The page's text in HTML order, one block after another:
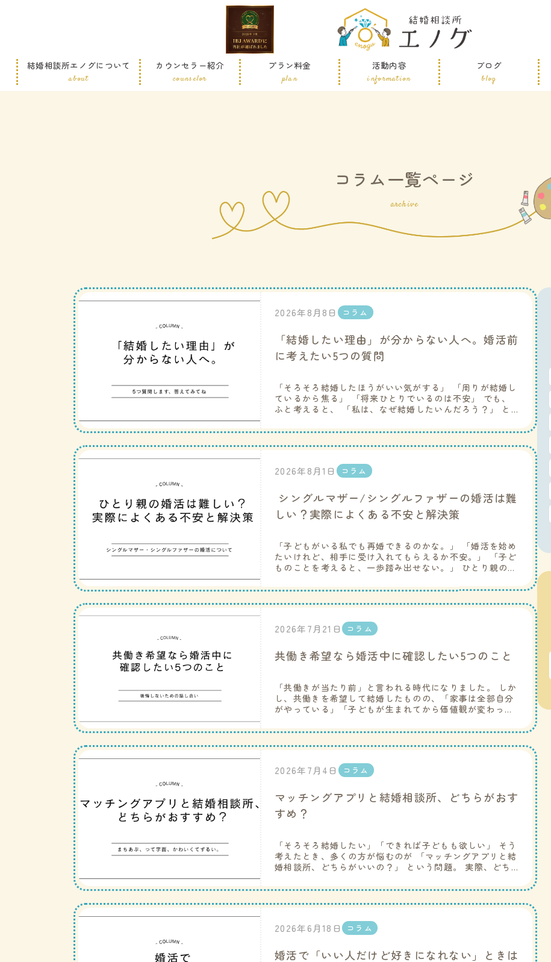
結婚相談所エノグについて
about
カウンセラー紹介
counselor
プラン料金
plan
活動内容
information
ブログ
blog
コラム一覧ページ
archive
2026年8月8日 コラム
「結婚したい理由」が分からない人へ。婚活前
に考えたい5つの質問
「そろそろ結婚したほうがいい気がする」 「周りが結婚し
ているから焦る」 「将来ひとりでいるのは不安」 でも、
ふと考えると、 「私は、なぜ結婚したいんだろう？」 と
この […]
2026年8月1日 コラム
シングルマザー/シングルファザーの婚活は難
しい？実際によくある不安と解決策
「子どもがいる私でも再婚できるのかな。」 「婚活を始め
たいけれど、相手に受け入れてもらえるか不安。」 「子ど
ものことを考えると、一歩踏み出せない。」 ひとり親の方
ん。 […]
2026年7月21日 コラム
共働き希望なら婚活中に確認したい5つのこと
「共働きが当たり前」と言われる時代になりました。 しか
し、共働きを希望して結婚したものの、「家事は全部自分
がやっている」「子どもが生まれてから価値観が変わっ
う悩みは少な […]
2026年7月4日 コラム
マッチングアプリと結婚相談所、どちらがおす
すめ？
「そろそろ結婚したい」「できれば子どもも欲しい」 そう
考えたとき、多くの方が悩むのが 「マッチングアプリと結
婚相談所、どちらがいいの？」 という問題。 実際、どち
ことは […]
2026年6月18日 コラム
婚活で「いい人だけど好きになれない」ときは